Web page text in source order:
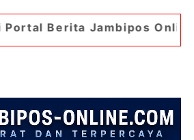
Online. Portal Berita